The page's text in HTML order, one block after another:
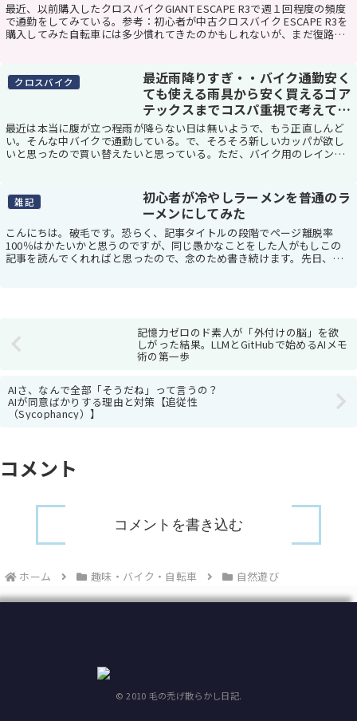
最近、以前購入したクロスバイクGIANT ESCAPE R3で週１回程度の頻度
で通勤をしてみている。参考：初心者が中古クロスバイク ESCAPE R3を
購入してみた自転車には多少慣れてきたのかもしれないが、まだ復路で
クロスバイク
最近雨降りすぎ・・バイク通勤安く
ても使える雨具から安く買えるゴア
テックスまでコスパ重視で考えてみ
た
最近は本当に腹が立つ程雨が降らない日は無いようで、もう正直しんど
い。そんな中バイクで通勤している。で、そろそろ新しいカッパが欲し
いと思ったので買い替えたいと思っている。ただ、バイク用のレインス
雑記
初心者が冷やしラーメンを普通のラ
ーメンにしてみた
こんにちは。破毛です。恐らく、記事タイトルの段階でページ離脱率
100％はかたいかと思うのですが、同じ愚かなことをした人がもしこの
記事を読んでくれればと思ったので、念のため書き続けます。先日、自
記憶力ゼロのド素人が「外付けの脳」を欲
しがった結果。LLMとGitHubで始めるAIメモ
術の第一歩
AIさ、なんで全部「そうだね」って言うの？
AIが同意ばかりする理由と対策【追従性
（Sycophancy）】
コメント
コメントを書き込む
ホーム 趣味・バイク・自転車 自然遊び
© 2010 毛の禿げ散らかし日記.